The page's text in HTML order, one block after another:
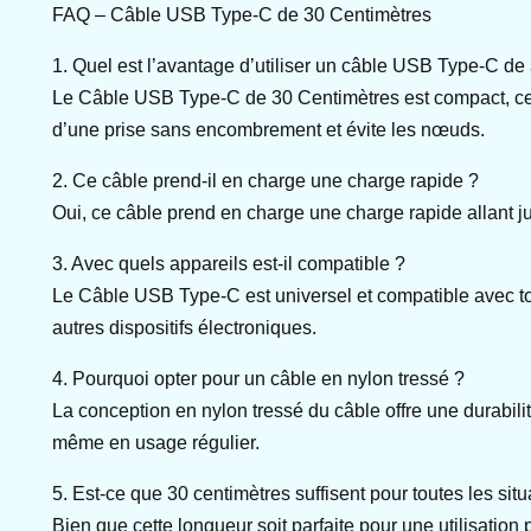
FAQ – Câble USB Type-C de 30 Centimètres
1. Quel est l’avantage d’utiliser un câble USB Type-C
Le Câble USB Type-C de 30 Centimètres est compact,
d’une prise sans encombrement et évite les nœuds.
2. Ce câble prend-il en charge une charge rapide ?
Oui, ce câble prend en charge une charge rapide allant
3. Avec quels appareils est-il compatible ?
Le Câble USB Type-C est universel et compatible avec
autres dispositifs électroniques.
4. Pourquoi opter pour un câble en nylon tressé ?
La conception en nylon tressé du câble offre une
même en usage régulier.
5. Est-ce que 30 centimètres suffisent pour toutes les
Bien que cette longueur soit parfaite pour une